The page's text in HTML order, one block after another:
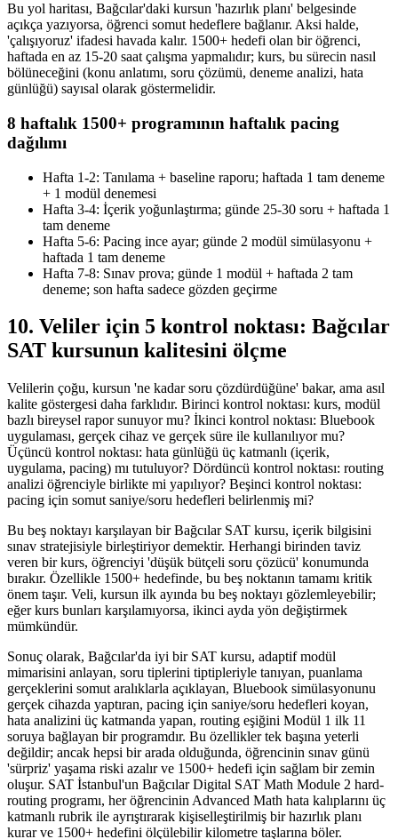
Bu yol haritası, Bağcılar'daki kursun 'hazırlık planı' belgesinde
açıkça yazıyorsa, öğrenci somut hedeflere bağlanır. Aksi halde,
'çalışıyoruz' ifadesi havada kalır. 1500+ hedefi olan bir öğrenci,
haftada en az 15-20 saat çalışma yapmalıdır; kurs, bu sürecin nasıl
bölüneceğini (konu anlatımı, soru çözümü, deneme analizi, hata
günlüğü) sayısal olarak göstermelidir.
8 haftalık 1500+ programının haftalık pacing
dağılımı
Hafta 1-2: Tanılama + baseline raporu; haftada 1 tam deneme
+ 1 modül denemesi
Hafta 3-4: İçerik yoğunlaştırma; günde 25-30 soru + haftada 1
tam deneme
Hafta 5-6: Pacing ince ayar; günde 2 modül simülasyonu +
haftada 1 tam deneme
Hafta 7-8: Sınav prova; günde 1 modül + haftada 2 tam
deneme; son hafta sadece gözden geçirme
10. Veliler için 5 kontrol noktası: Bağcılar
SAT kursunun kalitesini ölçme
Velilerin çoğu, kursun 'ne kadar soru çözdürdüğüne' bakar, ama asıl
kalite göstergesi daha farklıdır. Birinci kontrol noktası: kurs, modül
bazlı bireysel rapor sunuyor mu? İkinci kontrol noktası: Bluebook
uygulaması, gerçek cihaz ve gerçek süre ile kullanılıyor mu?
Üçüncü kontrol noktası: hata günlüğü üç katmanlı (içerik,
uygulama, pacing) mı tutuluyor? Dördüncü kontrol noktası: routing
analizi öğrenciyle birlikte mi yapılıyor? Beşinci kontrol noktası:
pacing için somut saniye/soru hedefleri belirlenmiş mi?
Bu beş noktayı karşılayan bir Bağcılar SAT kursu, içerik bilgisini
sınav stratejisiyle birleştiriyor demektir. Herhangi birinden taviz
veren bir kurs, öğrenciyi 'düşük bütçeli soru çözücü' konumunda
bırakır. Özellikle 1500+ hedefinde, bu beş noktanın tamamı kritik
önem taşır. Veli, kursun ilk ayında bu beş noktayı gözlemleyebilir;
eğer kurs bunları karşılamıyorsa, ikinci ayda yön değiştirmek
mümkündür.
Sonuç olarak, Bağcılar'da iyi bir SAT kursu, adaptif modül
mimarisini anlayan, soru tiplerini tiptipleriyle tanıyan, puanlama
gerçeklerini somut aralıklarla açıklayan, Bluebook simülasyonunu
gerçek cihazda yaptıran, pacing için saniye/soru hedefleri koyan,
hata analizini üç katmanda yapan, routing eşiğini Modül 1 ilk 11
soruya bağlayan bir programdır. Bu özellikler tek başına yeterli
değildir; ancak hepsi bir arada olduğunda, öğrencinin sınav günü
'sürpriz' yaşama riski azalır ve 1500+ hedefi için sağlam bir zemin
oluşur. SAT İstanbul'un Bağcılar Digital SAT Math Module 2 hard-
routing programı, her öğrencinin Advanced Math hata kalıplarını üç
katmanlı rubrik ile ayrıştırarak kişiselleştirilmiş bir hazırlık planı
kurar ve 1500+ hedefini ölçülebilir kilometre taşlarına böler.